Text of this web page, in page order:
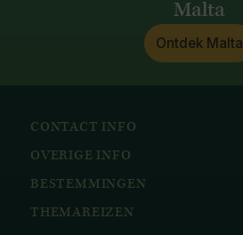
Malta
Ontdek Malta
CONTACT INFO
Avila Reizen
Nieuwe Gracht 78
+31 (0) 23 221 0800
OVERIGE INFO
KvK: 51111616
BTW nr.: NL823096415B01
BESTEMMINGEN
Afrika
THEMAREIZEN